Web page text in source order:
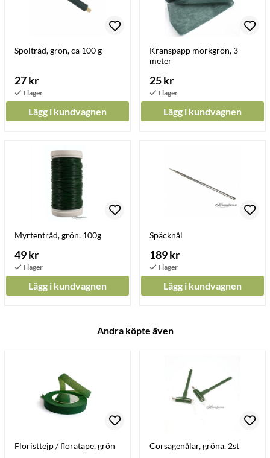
Spoltråd, grön, ca 100 g
27 kr
Lägg i kundvagnen
Kranspapp mörkgrön, 3
meter
25 kr
Lägg i kundvagnen
Myrtentråd, grön. 100g
49 kr
Lägg i kundvagnen
Späcknål
189 kr
Lägg i kundvagnen
Andra köpte även
Floristtejp / floratape, grön Corsagenålar, gröna. 2st